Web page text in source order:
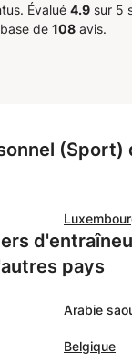
Évalué 4.9 sur 5
base de 108avis.
(Sport)
pays
Arabie
Belgique